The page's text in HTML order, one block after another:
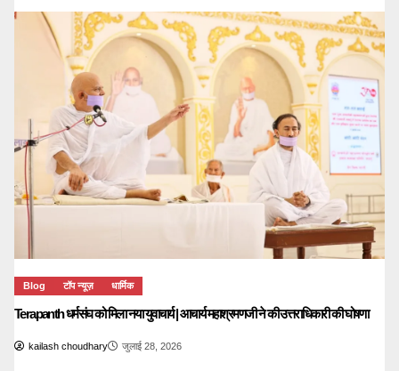
Blog टॉप न्यूज़ धार्मिक
Terapanth धर्मसंघ को मिला नया युवाचार्य | आचार्य महाश्रमणजी ने की उत्तराधिकारी की घोषणा
kailash choudhary जुलाई 28, 2026